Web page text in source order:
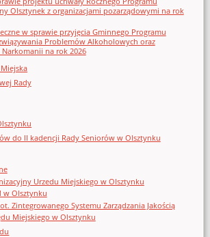
Olsztynek z organizacjami pozarządowymi na rok
w sprawie przyjęcia Gminnego Programu
Problemów Alkoholowych oraz
Narkomanii na rok 2026
Rady
do II kadencji Rady Seniorów w Olsztynku
Urzedu Miejskiego w Olsztynku
w Olsztynku
Zintegrowanego Systemu Zarządzania Jakością
Miejskiego w Olsztynku